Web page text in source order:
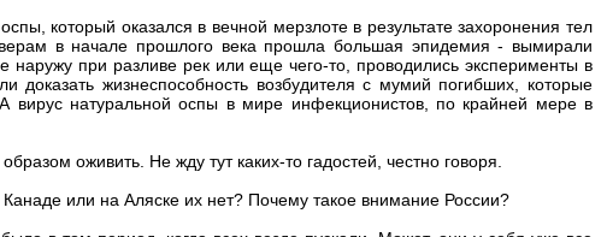
который оказался в вечной мерзлоте в результате захоронения тел
в начале прошлого века прошла большая эпидемия - вымирали
при разливе рек или еще чего-то, проводились эксперименты в
жизнеспособность возбудителя с мумий погибших, которые
вирус натуральной оспы в мире инфекционистов, по крайней мере в
оживить. Не жду тут каких-то гадостей, честно говоря.
или на Аляске их нет? Почему такое внимание России?